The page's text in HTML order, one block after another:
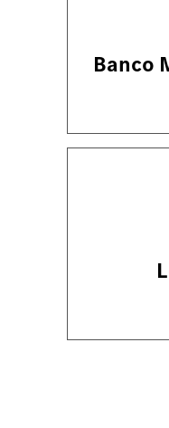
Banco